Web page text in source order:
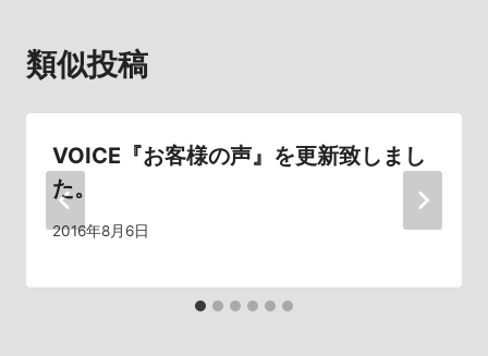
ー
ョ
ン
類似投稿
VOICE『お客様の声』を更新致しまし
た。
2016年8月6日